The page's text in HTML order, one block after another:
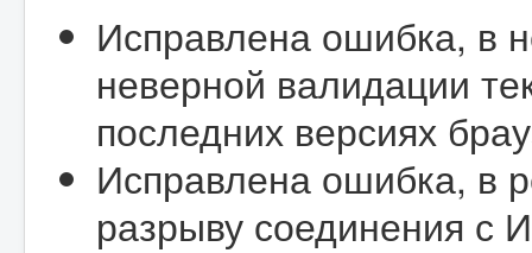
Исправлена ошибка, в
неверной валидации
последних версиях
Исправлена ошибка, в
разрыву соединения с